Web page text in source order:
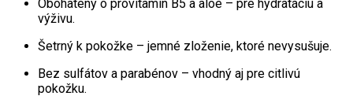
Obohatený o provitamín B5 a aloe – pre hydratáciu a
výživu.
Šetrný k pokožke – jemné zloženie, ktoré nevysušuje.
Bez sulfátov a parabénov – vhodný aj pre citlivú
pokožku.